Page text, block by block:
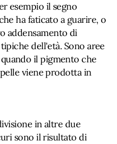
esempio il segno
ha faticato a guarire, o
addensamento di
dell'età. Sono aree
il pigmento che
viene prodotta in
in altre due
sono il risultato di